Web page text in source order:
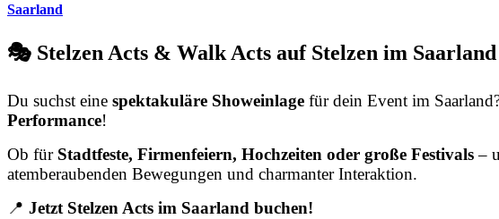
Saarland
🎭 Stelzen Acts & Walk Acts auf Stelzen im
Du suchst eine spektakuläre Showeinlage für dein Event im
Performance!
Ob für Stadtfeste, Firmenfeiern, Hochzeiten oder große Festivals–
atemberaubenden Bewegungen und charmanter Interaktion.
📍 Jetzt Stelzen Acts im Saarland buchen!